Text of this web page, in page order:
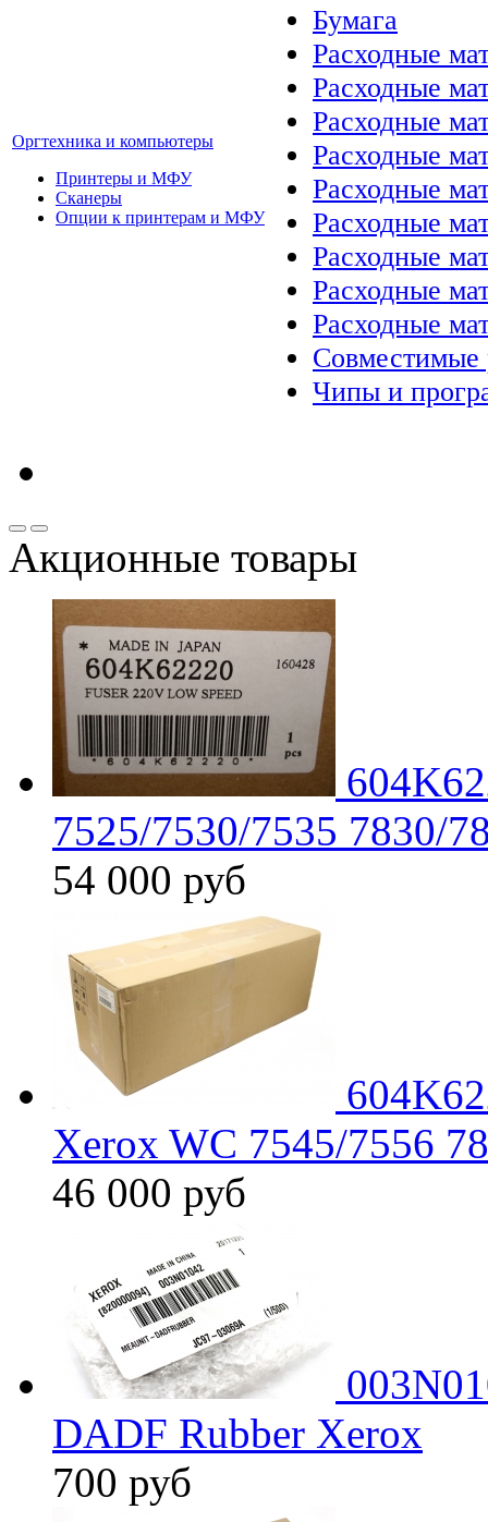
Оргтехника и компьютеры
Принтеры и МФУ
Сканеры
Опции к принтерам и МФУ
Бумага
Расходные
Расходные
Расходные
Расходные
Расходные
Расходные
Расходные
Расходные
Расходные
Совместимые
Чипы и
Акционные товары
7525/7530/7535 7830/
54 000 руб
Xerox WC 7545/7556
46 000 руб
DADF Rubber Xerox
700 руб